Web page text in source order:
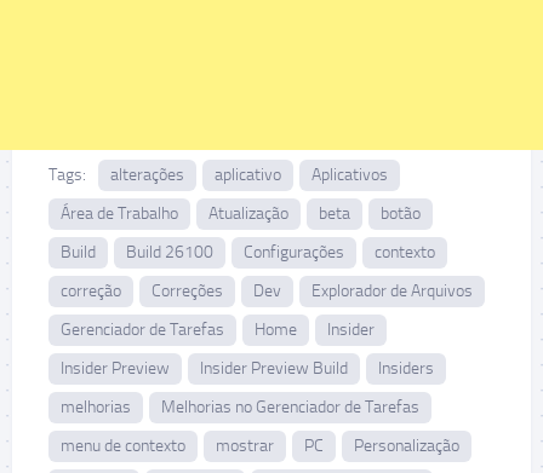
Tags: alterações aplicativo
Aplicativos
Área de Trabalho
Atualização beta
botão
Build
Build 26100 Configurações
contexto
correção
Correções Dev
Explorador de Arquivos
Gerenciador de Tarefas
Home
Insider
Insider Preview
Insider Preview Build
Insiders
melhorias
Melhorias no Gerenciador de Tarefas
menu de contexto
mostrar PC
Personalização